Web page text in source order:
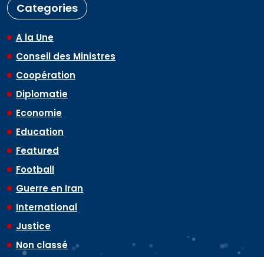
Categories
A la Une
Conseil des Ministres
Coopération
Diplomatie
Economie
Education
Featured
Football
Guerre en Iran
International
Justice
Non classé